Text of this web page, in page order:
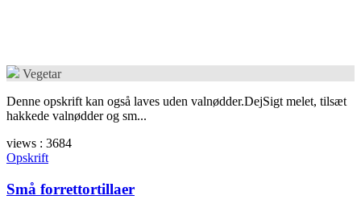
Vegetar
Denne opskrift kan også laves uden valnødder.DejSigt melet, tilsæt
hakkede valnødder og sm...
views : 3684
Opskrift
Små forrettortillaer